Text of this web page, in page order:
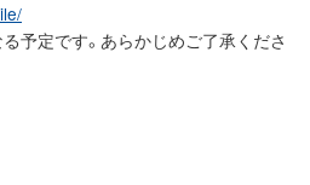
予定です。あらかじめご了承くださ